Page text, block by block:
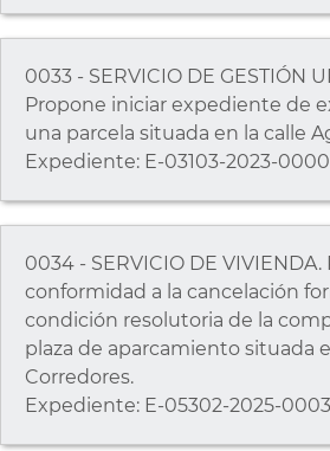
0033 - SERVICIO DE GESTIÓN
Propone iniciar expediente de
una parcela situada en la calle
Expediente: E-03103-2023-
0034 - SERVICIO DE
conformidad a la cancelación
condición resolutoria de la
plaza de aparcamiento situada
Corredores.
Expediente: E-05302-2025-